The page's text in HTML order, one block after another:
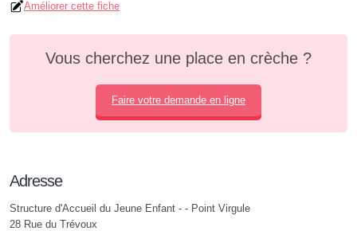
Améliorer cette fiche
Vous cherchez une place en crèche ?
Faire votre demande en ligne
Adresse
Structure d'Accueil du Jeune Enfant - - Point Virgule
28 Rue du Trévoux